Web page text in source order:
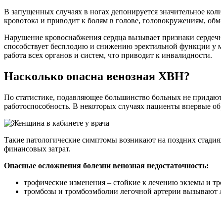
В запущенных случаях в ногах депонируется значительное
кровотока и приводит к болям в голове, головокружениям,
Нарушение кровоснабжения сердца вызывает признаки
способствует бесплодию и снижению эректильной функции у
работа всех органов и систем, что приводит к инвалидности.
Насколько опасна венозная ХВН?
По статистике, подавляющее большинство больных не
работоспособность. В некоторых случаях пациенты
Такие патологические симптомы возникают на поздних
финансовых затрат.
Опасные осложнения болезни венозная недостаточность:
трофические изменения – стойкие к лечению экземы и
тромбозы и тромбоэмболии легочной артерии вызывают